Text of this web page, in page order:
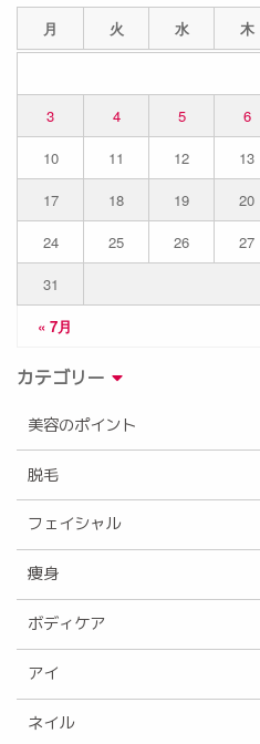
月 火 水 木
« 7月
3
4 5 6
10
11 12 13
17
18 19 20
24
25 26 27
31
カテゴリー
美容のポイント
脱毛
フェイシャル
痩身
ボディケア
アイ
ネイル